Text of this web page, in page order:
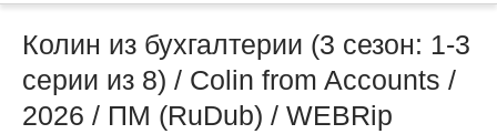
Колин из бухгалтерии (3 сезон: 1-3
серии из 8) / Colin from Accounts /
2026 / ПМ (RuDub) / WEBRip